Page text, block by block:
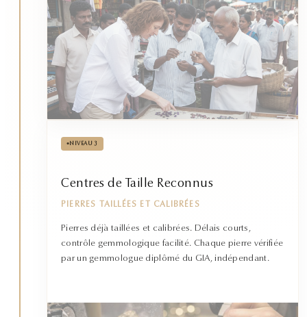
• NIVEAU 3
Centres de Taille Reconnus
PIERRES TAILLÉES ET CALIBRÉES
Pierres déjà taillées et calibrées. Délais courts,
contrôle gemmologique facilité. Chaque pierre vérifiée
par un gemmologue diplômé du GIA, indépendant.